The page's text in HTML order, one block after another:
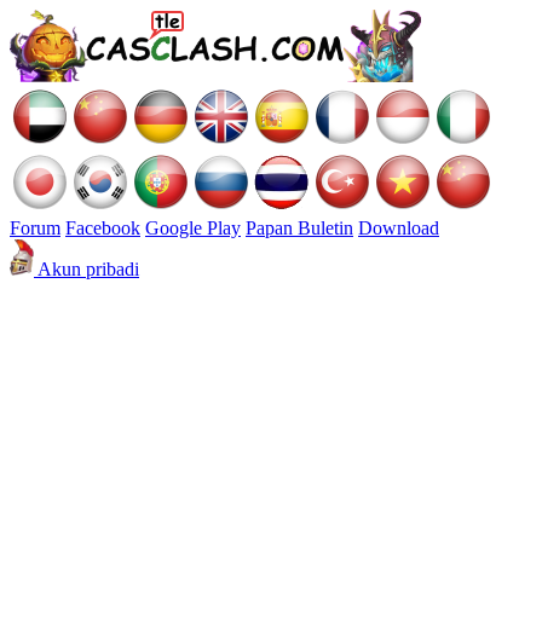
Forum Facebook Google Play Papan Buletin Download
Akun pribadi